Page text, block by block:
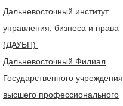
Дальневосточный институт
управления, бизнеса и права
(ДАУБП)
Дальневосточный Филиал
Государственного учреждения
высшего профессионального